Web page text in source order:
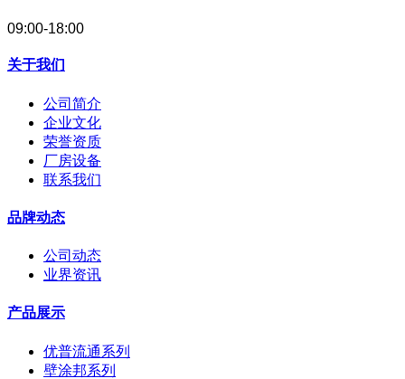
09:00-18:00
关于我们
公司简介
企业文化
荣誉资质
厂房设备
联系我们
品牌动态
公司动态
业界资讯
产品展示
优普流通系列
壁涂邦系列